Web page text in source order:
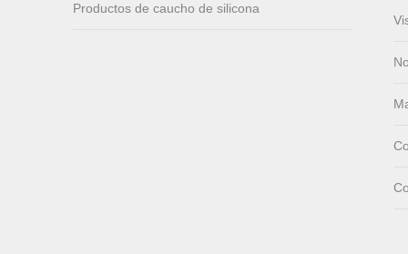
Productos de caucho de silicona